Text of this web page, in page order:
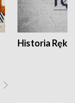
Historia Ręką